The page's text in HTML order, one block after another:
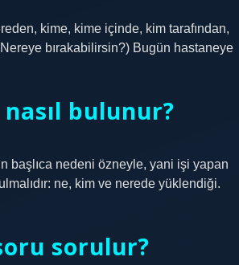
kime, kime içinde, kim tarafından,
bırakabilirsin?) Bugün hastaneye
bulunur?
başlıca nedeni özneyle, yani işi yapan
ne, kim ve nerede yüklendiği.
sorulur?